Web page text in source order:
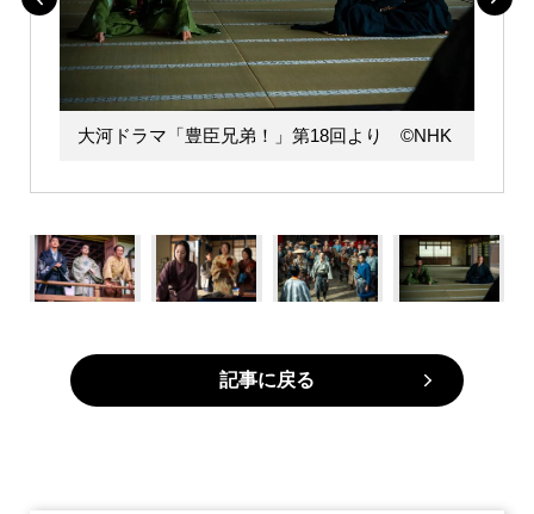
大河ドラマ「豊臣兄弟！」第18回より ©️NHK
記事に戻る